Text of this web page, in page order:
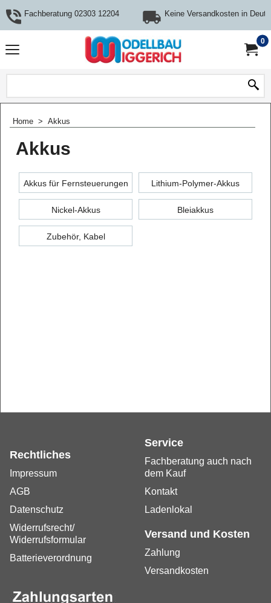
Fachberatung 02303 12204 Keine Versandkosten in
0
Home > Akkus
Akkus
Akkus für Fernsteuerungen Lithium-Polymer-Akkus
Nickel-Akkus Bleiakkus
Zubehör, Kabel
Service
Fachberatung auch nach
dem Kauf
Kontakt
Ladenlokal
Rechtliches
Impressum
AGB
Datenschutz
Widerrufsrecht/
Widerrufsformular
Batterieverordnung
Versand und Kosten
Zahlung
Versandkosten